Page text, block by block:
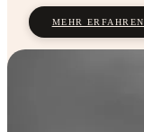
MEHR ERFAHREN